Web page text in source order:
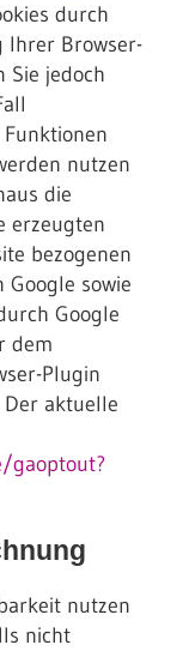
durch
Ihrer Browser-
Sie jedoch
nutzen
die
erzeugten
bezogenen
Google sowie
Google
dem
Plugin
aktuelle
gaoptout?
nutzen
nicht